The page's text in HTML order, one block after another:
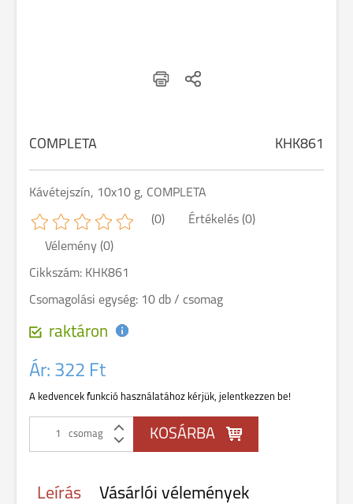
COMPLETA KHK861
Kávétejszín, 10x10 g, COMPLETA
(0) Értékelés (0)
Vélemény (0)
Cikkszám: KHK861
Csomagolási egység: 10 db / csomag
raktáron
Ár: 322 Ft
A kedvencek funkció használatához kérjük, jelentkezzen be!
csomag
Leírás Vásárlói vélemények